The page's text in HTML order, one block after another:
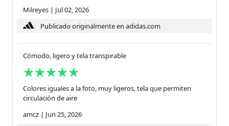
Milreyes | Jul 02, 2026
Publicado originalmente en adidas.com
Cómodo, ligero y tela transpirable
Colores iguales a la foto, muy ligeros, tela que permiten
circulación de aire
amcz | Jun 25, 2026